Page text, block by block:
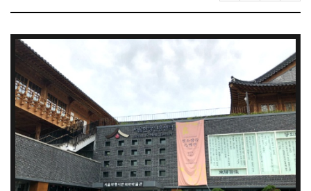
통
포
이
U
R
사
N
공
유
자
기
크
변
경
하
기
자
기
작
게
변
경
하
기